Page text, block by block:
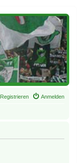
Anmelden
Registrieren